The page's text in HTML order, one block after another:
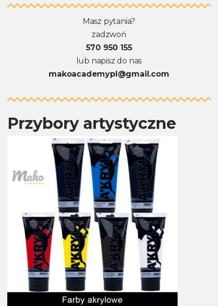
Masz pytania?
zadzwoń
570 950 155
lub napisz do nas
makoacademypl@gmail.com
Przybory artystyczne